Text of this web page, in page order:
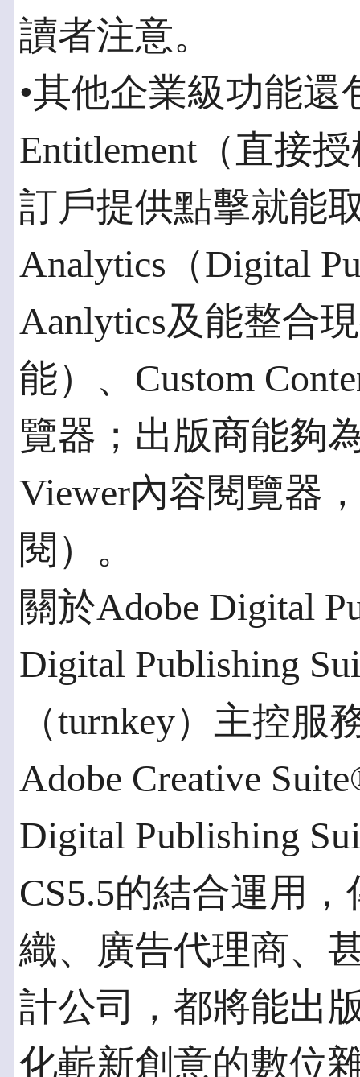
讀者注意。
•其他企業級功能還
Entitlement（直接
訂戶提供點擊就能
Analytics（Digital
Aanlytics及能整合
能）、Custom
覽器；出版商能夠
Viewer內容閱覽器
閱）。
關於Adobe Digital
Digital Publishing
（turnkey）主控
Adobe Creative
Digital Publishing
CS5.5的結合運用
織、廣告代理商、
計公司，都將能出
化嶄新創意的數位